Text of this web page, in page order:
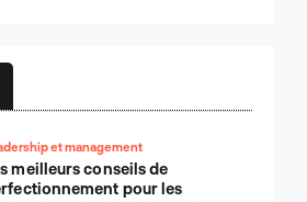
et management
meilleurs conseils de
pour les